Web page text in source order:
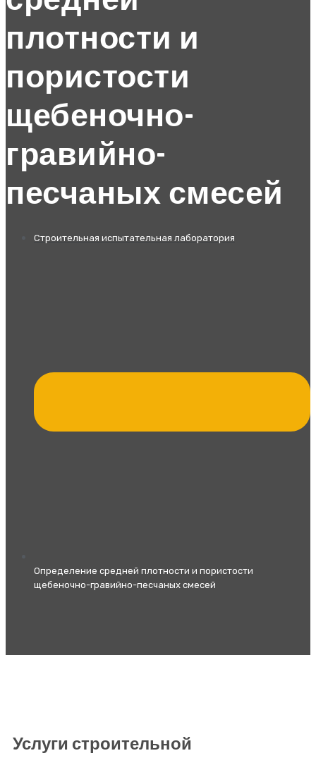
плотности и
пористости
щебеночно-
гравийно-
песчаных смесей
Строительная испытательная лаборатория
Определение средней плотности и пористости
щебеночно-гравийно-песчаных смесей
Услуги строительной